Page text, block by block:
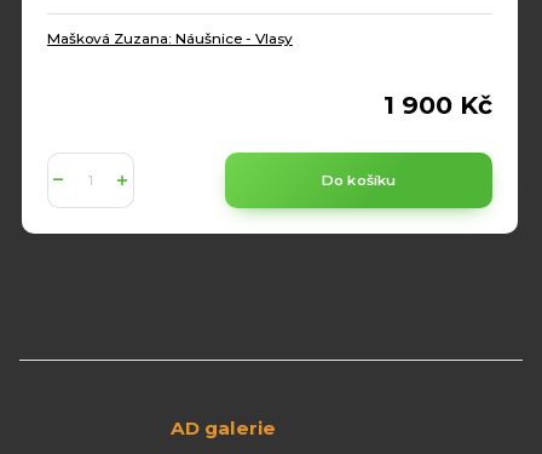
Mašková Zuzana: Náušnice - Vlasy
1 900 Kč
Do košíku
AD galerie